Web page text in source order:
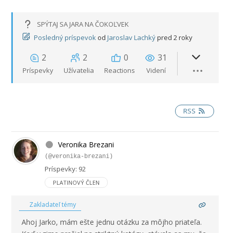
SPÝTAJ SA JARA NA ČOKOĽVEK
Posledný príspevok od Jaroslav Lachkýpred 2 roky
2
Príspevky
2
Užívatelia
0
Reactions
31
Videní
RSS
Veronika Brezani
(@veronika-brezani)
Príspevky: 92
PLATINOVÝ ČLEN
Zakladateľ témy
Ahoj Jarko, mám ešte jednu otázku za môjho priateľa.